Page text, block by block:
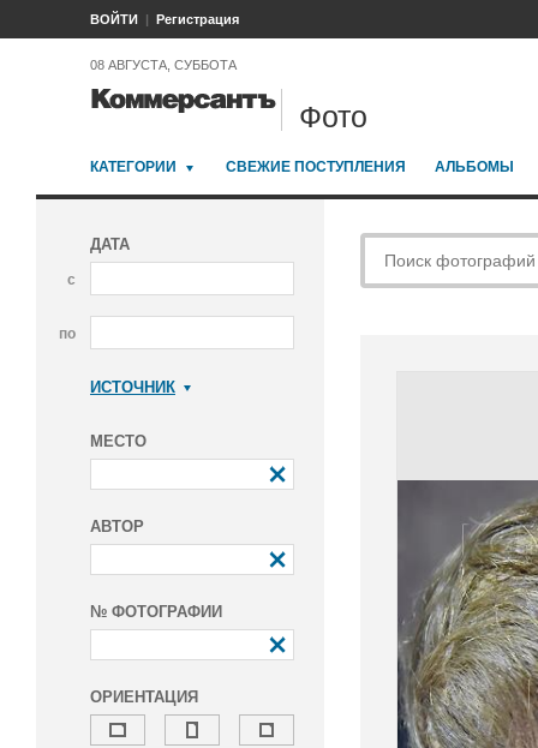
ВОЙТИ Регистрация
08 АВГУСТА, СУББОТА
Фото
КАТЕГОРИИ СВЕЖИЕ ПОСТУПЛЕНИЯ АЛЬБОМЫ
ДАТА
с
по
ИСТОЧНИК
МЕСТО
АВТОР
№ ФОТОГРАФИИ
ОРИЕНТАЦИЯ